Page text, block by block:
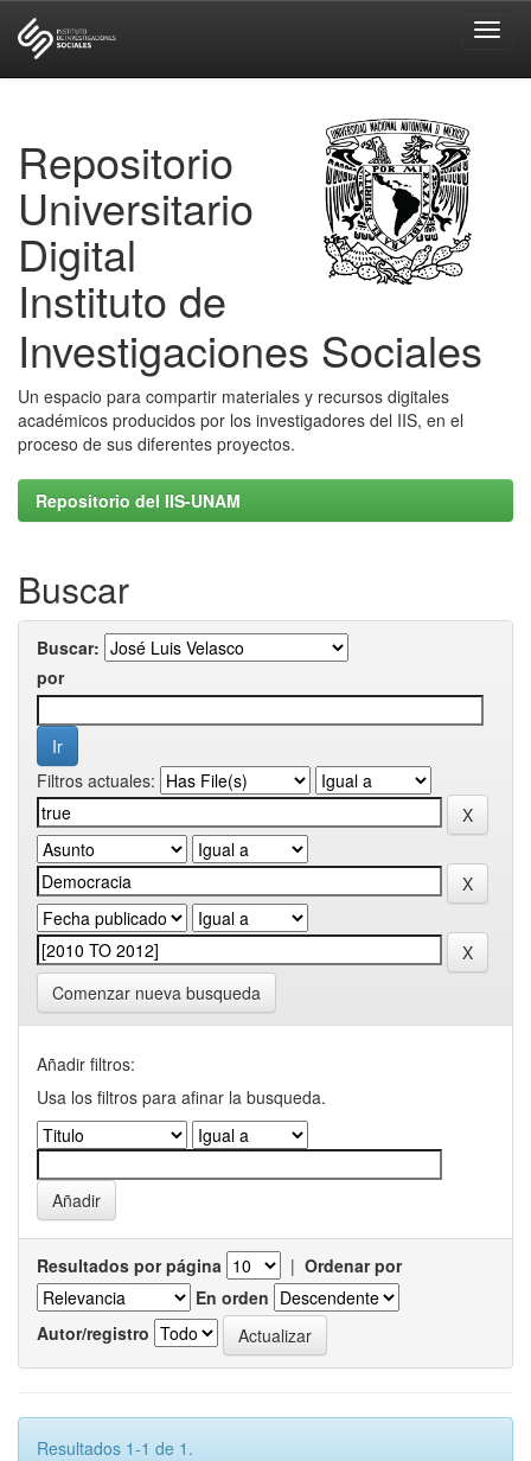
Repositorio
Universitario
Digital
Instituto de
Investigaciones Sociales
Un espacio para compartir materiales y recursos digitales
académicos producidos por los investigadores del IIS, en el
proceso de sus diferentes proyectos.
Repositorio del IIS-UNAM
Buscar
Buscar:
por
Filtros actuales:
Comenzar nueva busqueda
Añadir filtros:
Usa los filtros para afinar la busqueda.
Resultados por página | Ordenar por
En orden
Autor/registro
Resultados 1-1 de 1.